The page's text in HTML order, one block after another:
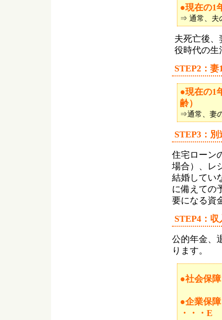
●現在の1
⇒ 通常、夫
夫死亡後
役時代の生
STEP2：
●現在の1
齢）
⇒通常、妻
STEP3：
住宅ローン
場合）、レ
結婚してい
に備えての
要になる資
STEP4：
公的年金、
ります。
●社会保
●企業保
・・・E